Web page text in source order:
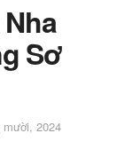
Sơ
mười, 2024